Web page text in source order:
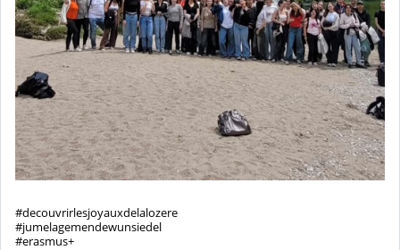
#decouvrirlesjoyauxdelalozere
#jumelagemendewunsiedel
#erasmus+